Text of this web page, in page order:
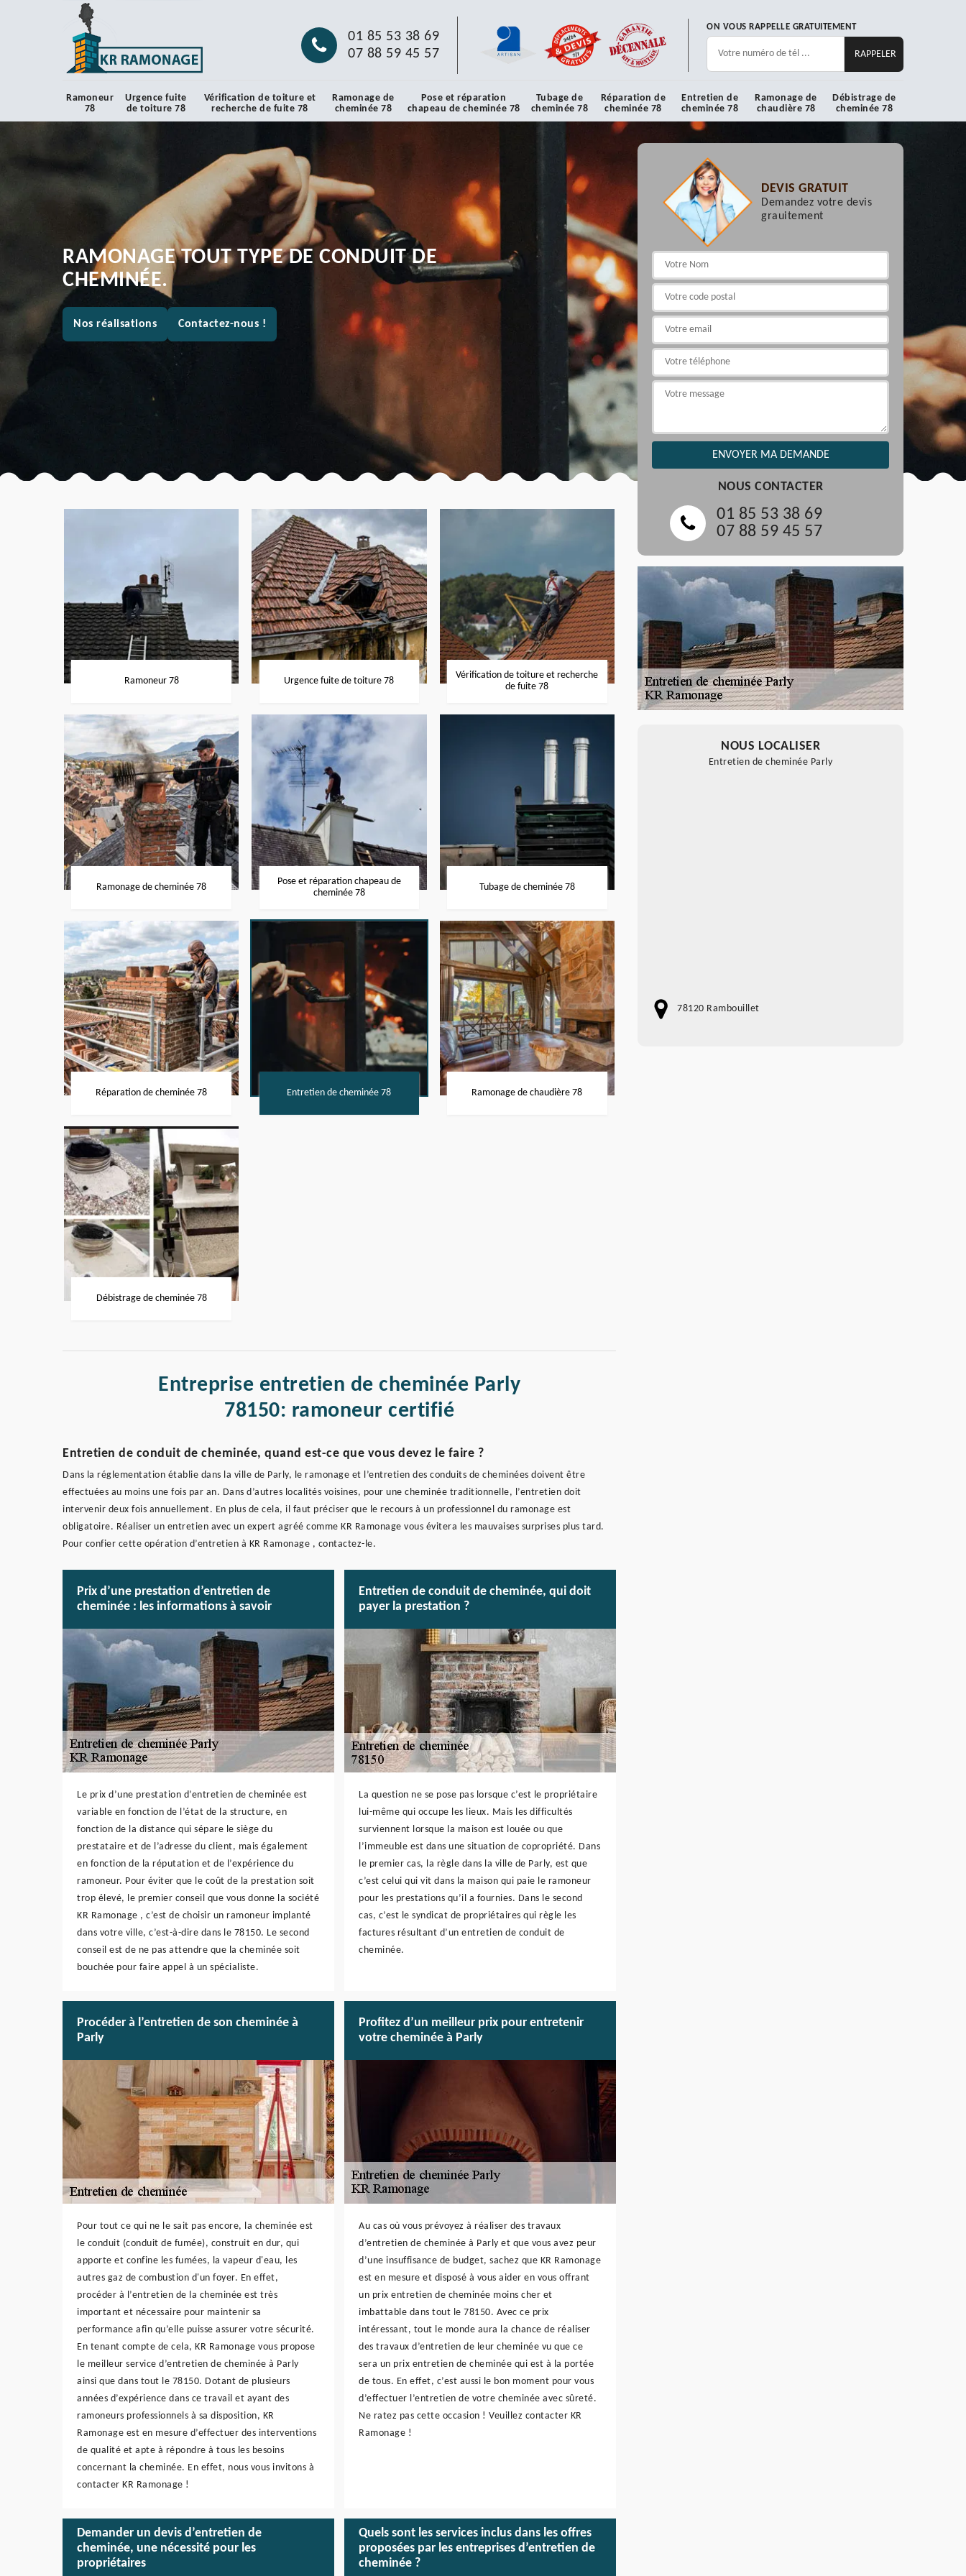
01 85 53 38 69
07 88 59 45 57
ON VOUS RAPPELLE GRATUITEMENT
Ramoneur
78
Urgence fuite
de toiture 78
Vérification de toiture et
recherche de fuite 78
Ramonage de
cheminée 78
Pose et réparation
chapeau de cheminée 78
Tubage de
cheminée 78
Réparation de
cheminée 78
Entretien de
cheminée 78
Ramonage de
chaudière 78
Débistrage de
cheminée 78
RAMONAGE TOUT TYPE DE CONDUIT DE
CHEMINÉE.
Nos réalisations Contactez-nous !
Ramoneur 78 Urgence fuite de toiture 78
Vérification de toiture et recherche
de fuite 78
Ramonage de cheminée 78
Pose et réparation chapeau de
cheminée 78
Tubage de cheminée 78
Réparation de cheminée 78 Entretien de cheminée 78 Ramonage de chaudière 78
Débistrage de cheminée 78
Entreprise entretien de cheminée Parly
78150: ramoneur certifié
Entretien de conduit de cheminée, quand est-ce que vous devez le faire ?
Dans la réglementation établie dans la ville de Parly, le ramonage et l’entretien des conduits de cheminées doivent être
effectuées au moins une fois par an. Dans d’autres localités voisines, pour une cheminée traditionnelle, l’entretien doit
intervenir deux fois annuellement. En plus de cela, il faut préciser que le recours à un professionnel du ramonage est
obligatoire. Réaliser un entretien avec un expert agréé comme KR Ramonage vous évitera les mauvaises surprises plus tard.
Pour confier cette opération d’entretien à KR Ramonage , contactez-le.
Prix d’une prestation d’entretien de
cheminée : les informations à savoir
Le prix d’une prestation d’entretien de cheminée est
variable en fonction de l’état de la structure, en
fonction de la distance qui sépare le siège du
prestataire et de l’adresse du client, mais également
en fonction de la réputation et de l’expérience du
ramoneur. Pour éviter que le coût de la prestation soit
trop élevé, le premier conseil que vous donne la société
KR Ramonage , c’est de choisir un ramoneur implanté
dans votre ville, c’est-à-dire dans le 78150. Le second
conseil est de ne pas attendre que la cheminée soit
bouchée pour faire appel à un spécialiste.
Entretien de conduit de cheminée, qui doit
payer la prestation ?
La question ne se pose pas lorsque c’est le propriétaire
lui-même qui occupe les lieux. Mais les difficultés
surviennent lorsque la maison est louée ou que
l’immeuble est dans une situation de copropriété. Dans
le premier cas, la règle dans la ville de Parly, est que
c’est celui qui vit dans la maison qui paie le ramoneur
pour les prestations qu’il a fournies. Dans le second
cas, c’est le syndicat de propriétaires qui règle les
factures résultant d’un entretien de conduit de
cheminée.
Procéder à l’entretien de son cheminée à
Parly
Pour tout ce qui ne le sait pas encore, la cheminée est
le conduit (conduit de fumée), construit en dur, qui
apporte et confine les fumées, la vapeur d'eau, les
autres gaz de combustion d'un foyer. En effet,
procéder à l’entretien de la cheminée est très
important et nécessaire pour maintenir sa
performance afin qu’elle puisse assurer votre sécurité.
En tenant compte de cela, KR Ramonage vous propose
le meilleur service d’entretien de cheminée à Parly
ainsi que dans tout le 78150. Dotant de plusieurs
années d’expérience dans ce travail et ayant des
ramoneurs professionnels à sa disposition, KR
Ramonage est en mesure d’effectuer des interventions
de qualité et apte à répondre à tous les besoins
concernant la cheminée. En effet, nous vous invitons à
contacter KR Ramonage !
Profitez d’un meilleur prix pour entretenir
votre cheminée à Parly
Au cas où vous prévoyez à réaliser des travaux
d’entretien de cheminée à Parly et que vous avez peur
d’une insuffisance de budget, sachez que KR Ramonage
est en mesure et disposé à vous aider en vous offrant
un prix entretien de cheminée moins cher et
imbattable dans tout le 78150. Avec ce prix
intéressant, tout le monde aura la chance de réaliser
des travaux d’entretien de leur cheminée vu que ce
sera un prix entretien de cheminée qui est à la portée
de tous. En effet, c’est aussi le bon moment pour vous
d’effectuer l’entretien de votre cheminée avec sûreté.
Ne ratez pas cette occasion ! Veuillez contacter KR
Ramonage !
Demander un devis d’entretien de
cheminée, une nécessité pour les
propriétaires
Quels sont les services inclus dans les offres
proposées par les entreprises d’entretien de
cheminée ?
DEVIS GRATUIT
Demandez votre devis
grauitement
NOUS CONTACTER
01 85 53 38 69
07 88 59 45 57
NOUS LOCALISER
Entretien de cheminée Parly
78120 Rambouillet